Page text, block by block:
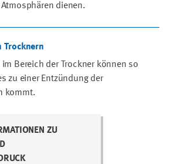
dienen.
Trocknern
im Bereich der Trockner können so
zu einer Entzündung der
kommt.
ZU